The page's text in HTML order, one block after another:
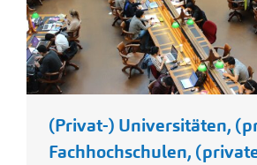
(Privat-) Universitäten,
Fachhochschulen,